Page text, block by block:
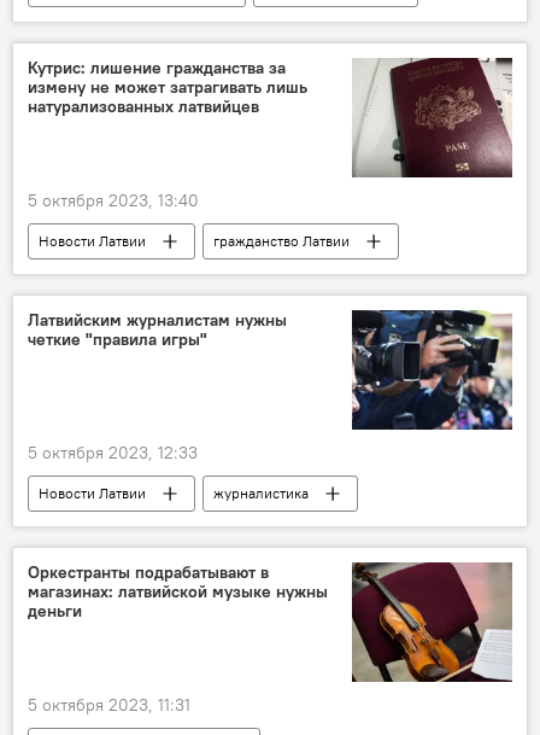
Анда Чакша
Латвийский профсоюз работников образования и науки
насилие
школа
Кутрис: лишение гражданства за
измену не может затрагивать лишь
натурализованных латвийцев
5 октября 2023, 13:40
Новости Латвии
гражданство Латвии
Гунарс Кутрис
Латвийским журналистам нужны
четкие "правила игры"
5 октября 2023, 12:33
Новости Латвии
журналистика
журналист
закон Латвия
Оркестранты подрабатывают в
магазинах: латвийской музыке нужны
деньги
5 октября 2023, 11:31